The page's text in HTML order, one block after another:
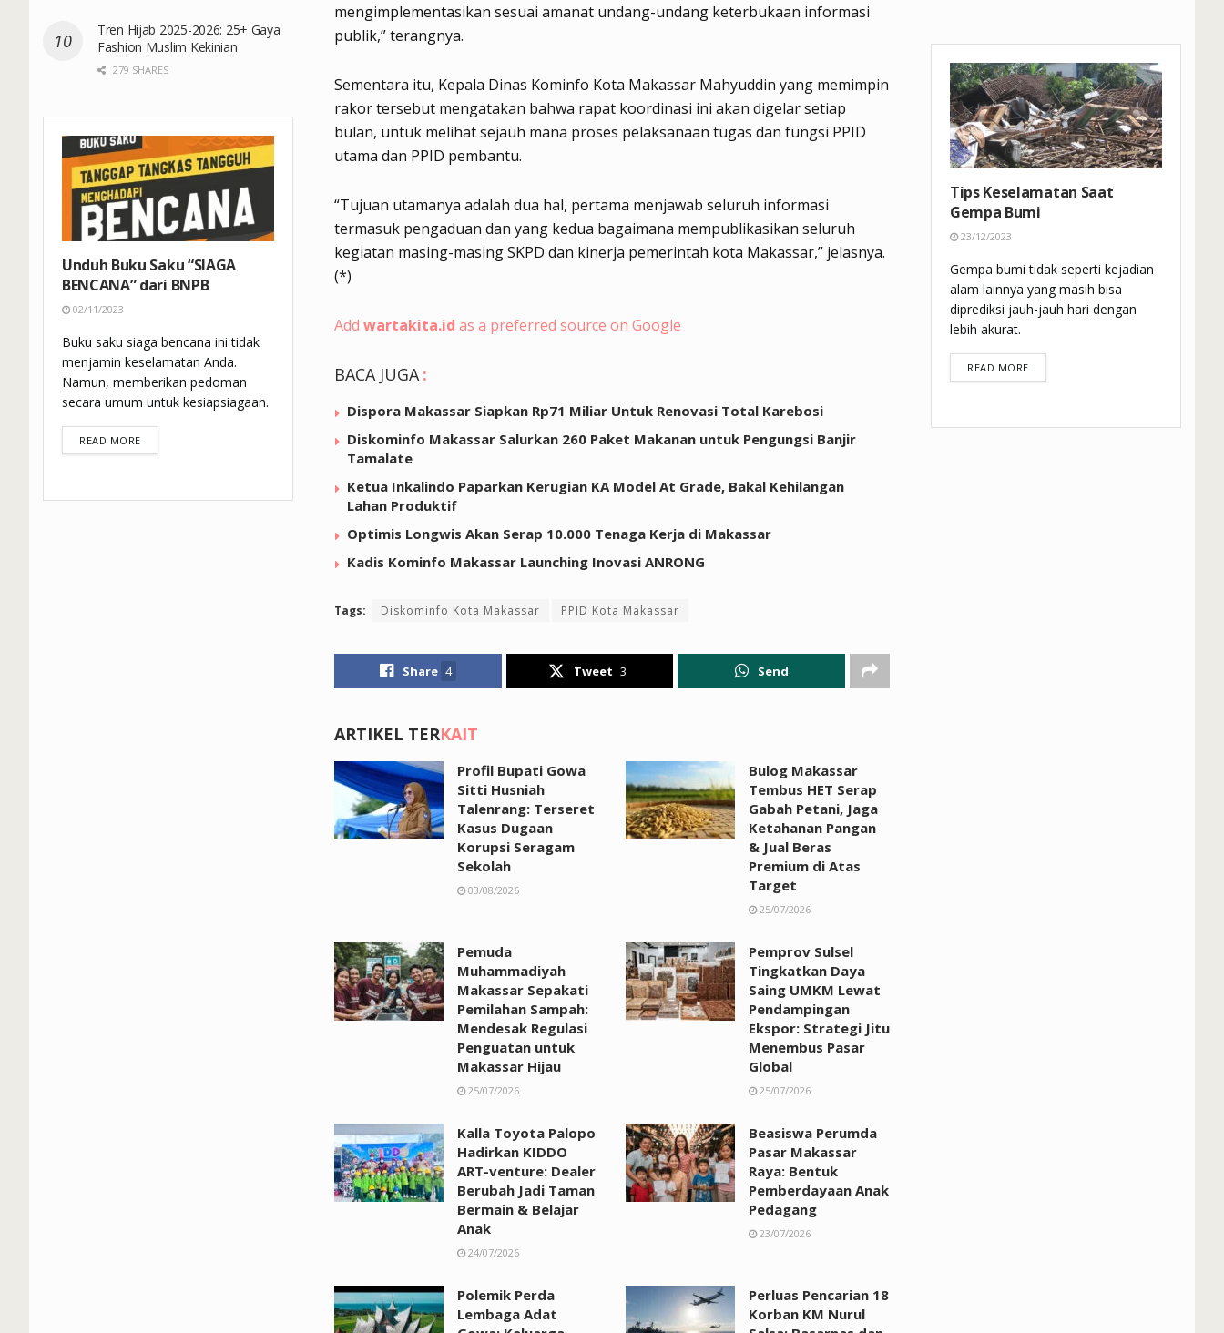
mengimplementasikan sesuai amanat undang-undang keterbukaan informasi
publik,” terangnya.
Sementara itu, Kepala Dinas Kominfo Kota Makassar Mahyuddin yang memimpin
rakor tersebut mengatakan bahwa rapat koordinasi ini akan digelar setiap
bulan, untuk melihat sejauh mana proses pelaksanaan tugas dan fungsi PPID
utama dan PPID pembantu.
“Tujuan utamanya adalah dua hal, pertama menjawab seluruh informasi
termasuk pengaduan dan yang kedua bagaimana mempublikasikan seluruh
kegiatan masing-masing SKPD dan kinerja pemerintah kota Makassar,” jelasnya.
(*)
Add wartakita.id as a preferred source on Google
BACA JUGA :
Dispora Makassar Siapkan Rp71 Miliar Untuk Renovasi Total Karebosi
Diskominfo Makassar Salurkan 260 Paket Makanan untuk Pengungsi Banjir
Tamalate
Ketua Inkalindo Paparkan Kerugian KA Model At Grade, Bakal Kehilangan
Lahan Produktif
Optimis Longwis Akan Serap 10.000 Tenaga Kerja di Makassar
Kadis Kominfo Makassar Launching Inovasi ANRONG
Tags: Diskominfo Kota Makassar PPID Kota Makassar
Share 4 Tweet 3 Send
ARTIKEL TERKAIT
Profil Bupati Gowa
Sitti Husniah
Talenrang: Terseret
Kasus Dugaan
Korupsi Seragam
Sekolah
03/08/2026
Bulog Makassar
Tembus HET Serap
Gabah Petani, Jaga
Ketahanan Pangan
& Jual Beras
Premium di Atas
Target
25/07/2026
Pemuda
Muhammadiyah
Makassar Sepakati
Pemilahan Sampah:
Mendesak Regulasi
Penguatan untuk
Makassar Hijau
25/07/2026
Pemprov Sulsel
Tingkatkan Daya
Saing UMKM Lewat
Pendampingan
Ekspor: Strategi Jitu
Menembus Pasar
Global
25/07/2026
Kalla Toyota Palopo
Hadirkan KIDDO
ART-venture: Dealer
Berubah Jadi Taman
Bermain & Belajar
Anak
24/07/2026
Beasiswa Perumda
Pasar Makassar
Raya: Bentuk
Pemberdayaan Anak
Pedagang
23/07/2026
Polemik Perda
Lembaga Adat
Perluas Pencarian 18
Korban KM Nurul
Tren Hijab 2025-2026: 25+ Gaya
Fashion Muslim Kekinian
279 SHARES
Unduh Buku Saku “SIAGA
BENCANA” dari BNPB
02/11/2023
Buku saku siaga bencana ini tidak
menjamin keselamatan Anda.
Namun, memberikan pedoman
secara umum untuk kesiapsiagaan.
READ MOREDETAILS
Tips Keselamatan Saat
Gempa Bumi
23/12/2023
Gempa bumi tidak seperti kejadian
alam lainnya yang masih bisa
diprediksi jauh-jauh hari dengan
lebih akurat.
READ MOREDETAILS